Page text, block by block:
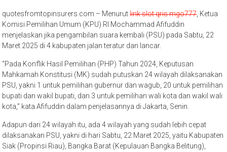
quotesfromtopinsurers.com – Menurutlink slot qris mgo777, Ketua
Komisi Pemilihan Umum (KPU) RI Mochammad Afifuddin
menjelaskan jika pengambilan suara kembali (PSU) pada Sabtu, 22
Maret 2025 di 4 kabupaten jalan teratur dan lancar.
“Pada Konflik Hasil Pemilihan (PHP) Tahun 2024, Keputusan
Mahkamah Konstitusi (MK) sudah putuskan 24 wilayah dilaksanakan
PSU, yakni 1 untuk pemilihan gubernur dan wagub, 20 untuk pemilihan
bupati dan wakil bupati, dan 3 untuk pemilihan wali kota dan wakil wali
kota,” kata Afifuddin dalam penjelasannya di Jakarta, Senin.
Adapun dari 24 wilayah itu, ada 4 wilayah yang sudah lebih cepat
dilaksanakan PSU, yakni di hari Sabtu, 22 Maret 2025, yaitu Kabupaten
Siak (Propinsi Riau), Bangka Barat (Kepulauan Bangka Belitung),